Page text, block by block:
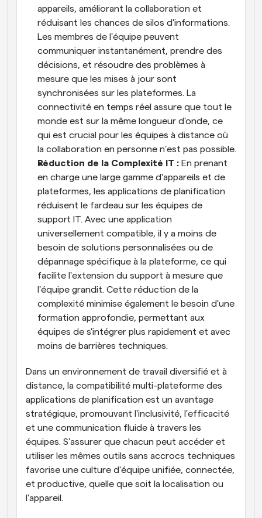
appareils, améliorant la collaboration et
réduisant les chances de silos d'informations.
Les membres de l'équipe peuvent
communiquer instantanément, prendre des
décisions, et résoudre des problèmes à
mesure que les mises à jour sont
synchronisées sur les plateformes. La
connectivité en temps réel assure que tout le
monde est sur la même longueur d'onde, ce
qui est crucial pour les équipes à distance où
la collaboration en personne n’est pas possible.
Réduction de la Complexité IT : En prenant
en charge une large gamme d'appareils et de
plateformes, les applications de planification
réduisent le fardeau sur les équipes de
support IT. Avec une application
universellement compatible, il y a moins de
besoin de solutions personnalisées ou de
dépannage spécifique à la plateforme, ce qui
facilite l'extension du support à mesure que
l'équipe grandit. Cette réduction de la
complexité minimise également le besoin d'une
formation approfondie, permettant aux
équipes de s'intégrer plus rapidement et avec
moins de barrières techniques.
Dans un environnement de travail diversifié et à
distance, la compatibilité multi-plateforme des
applications de planification est un avantage
stratégique, promouvant l'inclusivité, l'efficacité
et une communication fluide à travers les
équipes. S'assurer que chacun peut accéder et
utiliser les mêmes outils sans accrocs techniques
favorise une culture d'équipe unifiée, connectée,
et productive, quelle que soit la localisation ou
l'appareil.